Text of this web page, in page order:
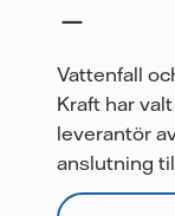
Vattenfall
Kraft har
leverantör
anslutning